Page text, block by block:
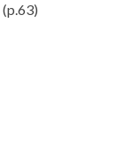
(p.63)